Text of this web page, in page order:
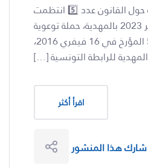
حملة توعوية بالمهدية حول القانون عدد 5️⃣ انتظمت
يوم الثلاثاء 12 ديسمبر 2023 بالمهدية، حملة توعوية
حول القانون عدد 5 المؤرخ في 16 فيفري 2016،
للرابطة التونسية […]
اقرأ أكثر
شارك هذا المنشور